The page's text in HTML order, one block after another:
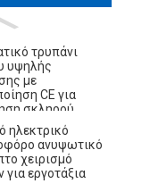
τρυπάνι
υψηλής
με
CE για
σκληρού
σε λατομεία
ηλεκτρικό
ανυψωτικό
χειρισμό
για εργοτάξια